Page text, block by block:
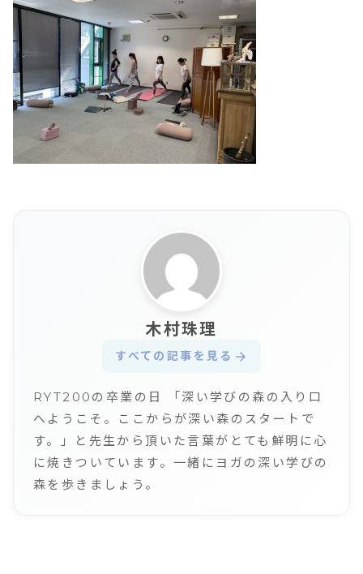
木村珠理
すべての記事を見る arrow_forward
RYT200の卒業の日 「深い学びの森の入り口
へようこそ。ここからが深い森のスタートで
す。」と先生から頂いた言葉がとても鮮明に心
に焼きついています。一緒にヨガの深い学びの
森を歩きましょう。